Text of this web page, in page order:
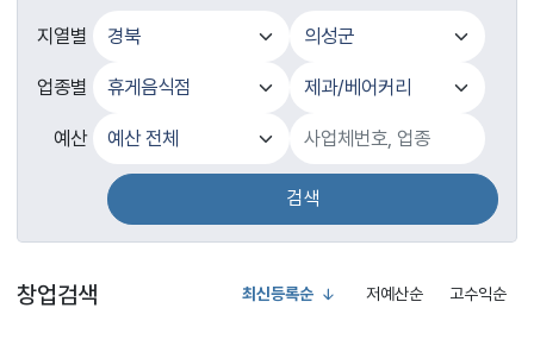
지열별
업종별
예산
검색
창업검색 최신등록순 저예산순 고수익순